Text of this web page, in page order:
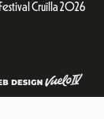
Cruïlla 2026